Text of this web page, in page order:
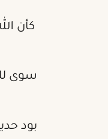
كأن
سوى
بود